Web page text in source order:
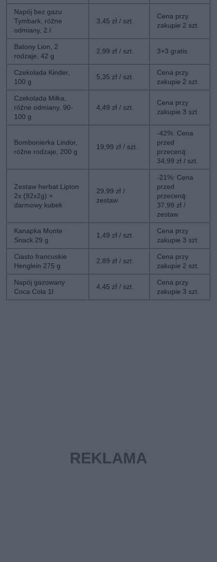
Napój bez gazu
Tymbark, różne
odmiany, 2 l
3,45 zł / szt.
Cena przy
zakupie 2 szt.
Batony Lion, 2
rodzaje, 42 g
2,99 zł / szt. 3+3 gratis
Czekolada Kinder,
100 g
5,35 zł / szt.
Cena przy
zakupie 2 szt.
Czekolada Milka,
różne odmiany, 90-
100 g
4,49 zł / szt.
Cena przy
zakupie 3 szt.
Bombonierka Lindor,
różne rodzaje, 200 g
19,99 zł / szt.
-42%: Cena
przed
przeceną:
34,99 zł / szt.
Zestaw herbat Lipton
2x (92x2g) +
darmowy kubek
29,99 zł /
zestaw
-21%: Cena
przed
przeceną:
37,99 zł /
zestaw
Kanapka Monte
Snack 29 g
1,49 zł / szt.
Cena przy
zakupie 3 szt.
Ciasto francuskie
Henglein 275 g
2,89 zł / szt.
Cena przy
zakupie 2 szt.
Napój gazowany
Coca Cola 1l
4,45 zł / szt.
Cena przy
zakupie 3 szt.